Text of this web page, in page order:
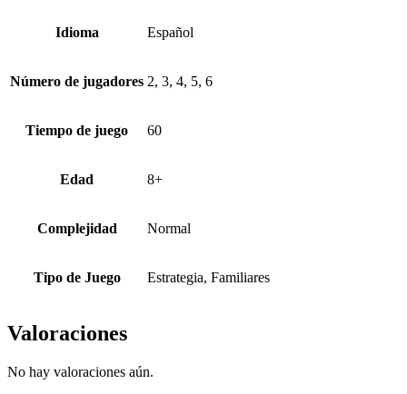
Idioma Español
Número de jugadores 2, 3, 4, 5, 6
Tiempo de juego 60
Edad 8+
Complejidad Normal
Tipo de Juego Estrategia, Familiares
Valoraciones
No hay valoraciones aún.